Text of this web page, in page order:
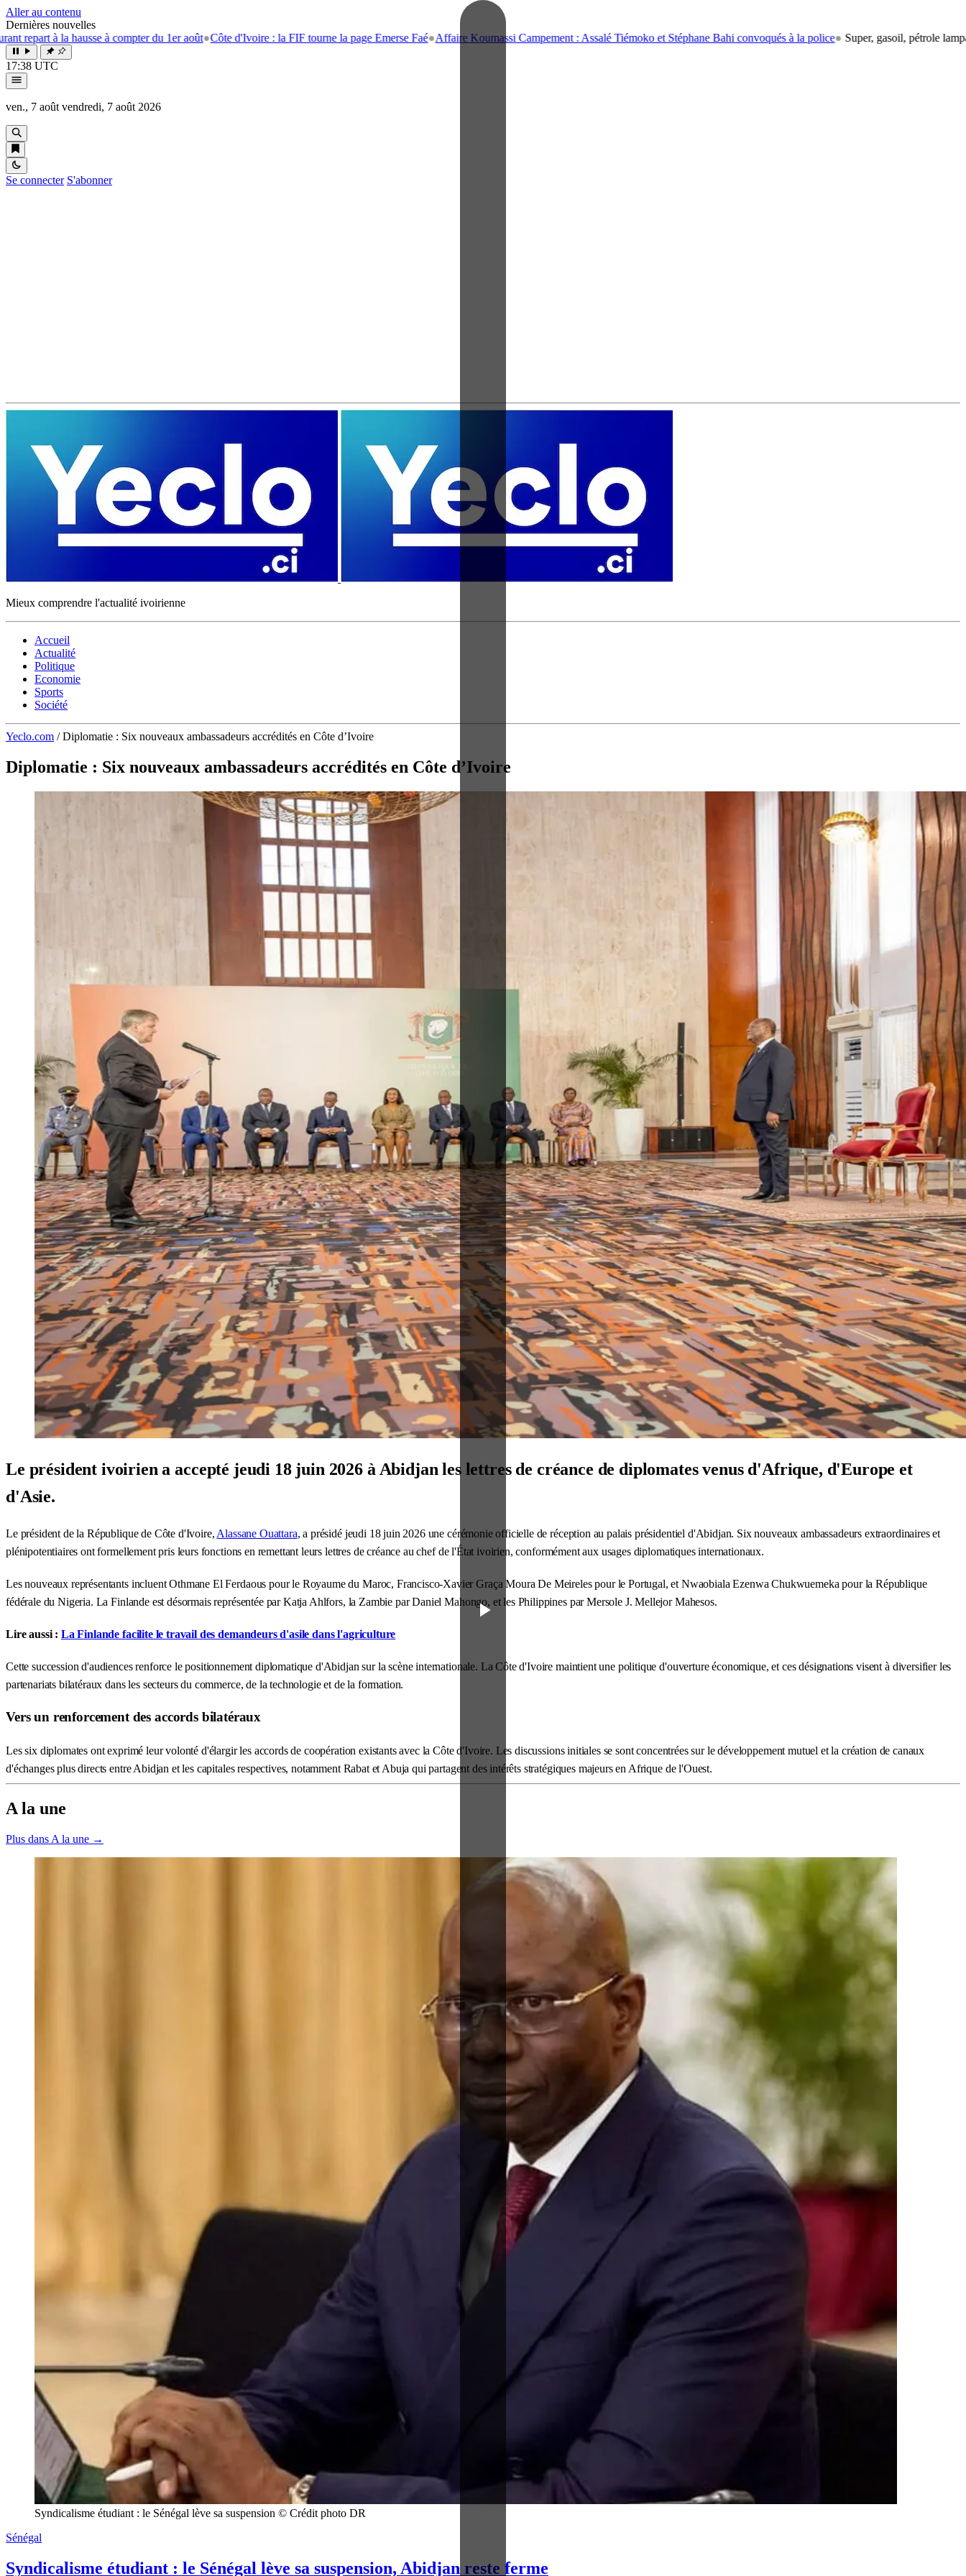
Aller au contenu
Dernières nouvelles
la hausse à compter du 1er août●Côte d'Ivoire : la FIF tourne la page Emerse Faé●Affaire Koumassi Campement : Assalé Tiémoko et Stéphane Bahi convoqués à la police● Super, gasoil, pétrole lampant: le
17:38 UTC
ven., 7 août vendredi, 7 août 2026
Se connecter S'abonner
Mieux comprendre l'actualité ivoirienne
Accueil
Actualité
Politique
Economie
Sports
Société
Yeclo.com / Diplomatie : Six nouveaux ambassadeurs accrédités en Côte d’Ivoire
Diplomatie : Six nouveaux ambassadeurs accrédités en Côte d’Ivoire
Le président ivoirien a accepté jeudi 18 juin 2026 à Abidjan les lettres de créance de diplomates venus d'Afrique, d'Europe et
d'Asie.
Le président de la République de Côte d'Ivoire, Alassane Ouattara, a présidé jeudi 18 juin 2026 une cérémonie officielle de réception au palais présidentiel d'Abidjan. Six nouveaux ambassadeurs extraordinaires et
plénipotentiaires ont formellement pris leurs fonctions en remettant leurs lettres de créance au chef de l'État ivoirien, conformément aux usages diplomatiques internationaux.
Les nouveaux représentants incluent Othmane El Ferdaous pour le Royaume du Maroc, Francisco-Xavier Graça Moura De Meireles pour le Portugal, et Nwaobiala Ezenwa Chukwuemeka pour la République
fédérale du Nigeria. La Finlande est désormais représentée par Katja Ahlfors, la Zambie par Daniel Mahongo, et les Philippines par Mersole J. Mellejor Mahesos.
Lire aussi : La Finlande facilite le travail des demandeurs d'asile dans l'agriculture
Cette succession d'audiences renforce le positionnement diplomatique d'Abidjan sur la scène internationale. La Côte d'Ivoire maintient une politique d'ouverture économique, et ces désignations visent à diversifier les
partenariats bilatéraux dans les secteurs du commerce, de la technologie et de la formation.
Vers un renforcement des accords bilatéraux
Les six diplomates ont exprimé leur volonté d'élargir les accords de coopération existants avec la Côte d'Ivoire. Les discussions initiales se sont concentrées sur le développement mutuel et la création de canaux
d'échanges plus directs entre Abidjan et les capitales respectives, notamment Rabat et Abuja qui partagent des intérêts stratégiques majeurs en Afrique de l'Ouest.
A la une
Plus dans A la une →
Syndicalisme étudiant : le Sénégal lève sa suspension © Crédit photo DR
Sénégal
Syndicalisme étudiant : le Sénégal lève sa suspension, Abidjan reste ferme